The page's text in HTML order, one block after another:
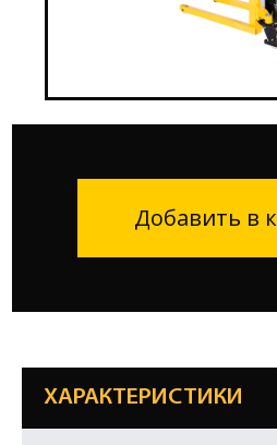
Добавить в
ХАРАКТЕРИСТИКИ